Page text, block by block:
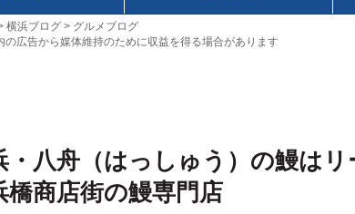
横浜ブログ
グルメブログ
広告から媒体維持のために収益を得る場合があります
・八舟（はっしゅう）の鰻はリ
橋商店街の鰻専門店